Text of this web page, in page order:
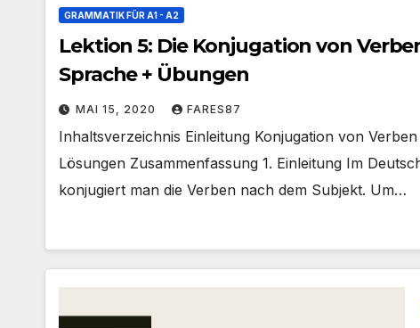
GRAMMATIK FÜR A1 - A2
Lektion 5: Die Konjugation von
Sprache + Übungen
MAI 15, 2020 FARES87
Inhaltsverzeichnis Einleitung Konjugation von
Lösungen Zusammenfassung 1. Einleitung Im
konjugiert man die Verben nach dem Subjekt. Um…